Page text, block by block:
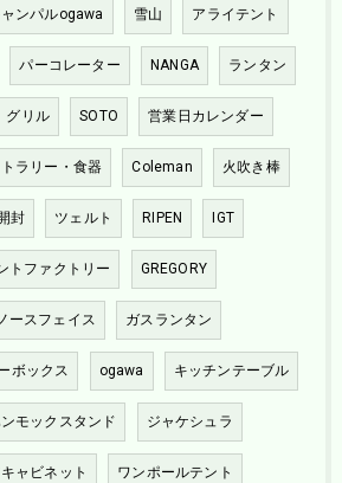
ンパルogawa 雪山 アライテント
パーコレーター NANGA ランタン
グリル SOTO 営業日カレンダー
ラリー・食器 Coleman 火吹き棒
封 ツェルト RIPEN IGT
トファクトリー GREGORY
ースフェイス ガスランタン
ボックス ogawa キッチンテーブル
モックスタンド ジャケシュラ
ャビネット ワンポールテント